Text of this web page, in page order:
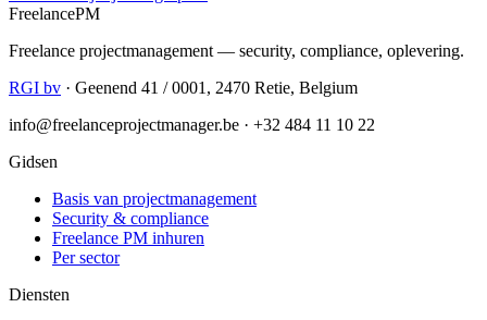
FreelancePM
Freelance projectmanagement — security, compliance, oplevering.
RGI bv · Geenend 41 / 0001, 2470 Retie, Belgium
info@freelanceprojectmanager.be · +32 484 11 10 22
Gidsen
Basis van projectmanagement
Security & compliance
Freelance PM inhuren
Per sector
Diensten